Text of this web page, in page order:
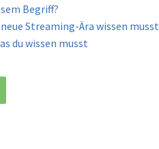
Begriff?
Streaming-Ära wissen musst
du wissen musst